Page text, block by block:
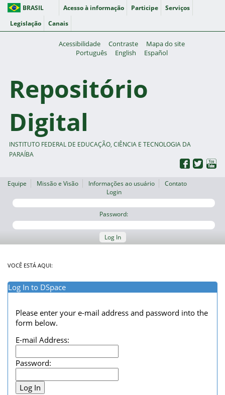
BRASIL Acesso à informação Participe
Serviços
Legislação
Canais
Acessibilidade Contraste
Mapa do site
Português
English Español
Repositório
Digital
INSTITUTO FEDERAL DE EDUCAÇÃO, CIÊNCIA E TECNOLOGIA DA
PARAÍBA
Equipe Missão e Visão Informações ao usuário
Contato
Login
Password:
Log In
VOCÊ ESTÁ AQUI:
Log In to DSpace
Please enter your e-mail address and password into the
form below.
E-mail Address:
Password: